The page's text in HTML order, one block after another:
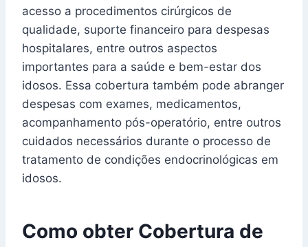
acesso a procedimentos cirúrgicos de
qualidade, suporte financeiro para despesas
hospitalares, entre outros aspectos
importantes para a saúde e bem-estar dos
idosos. Essa cobertura também pode abranger
despesas com exames, medicamentos,
acompanhamento pós-operatório, entre outros
cuidados necessários durante o processo de
tratamento de condições endocrinológicas em
idosos.
Como obter Cobertura de